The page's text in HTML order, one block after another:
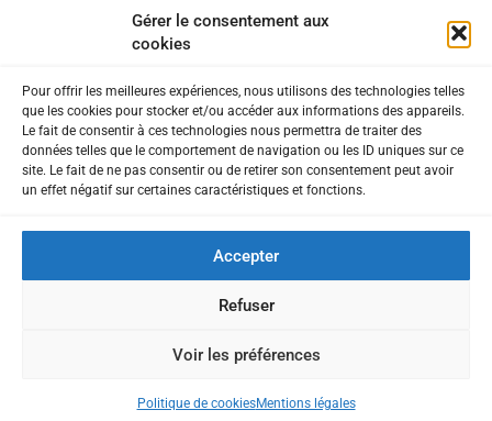
Gérer le consentement aux
cookies
Pour offrir les meilleures expériences, nous utilisons des technologies telles
que les cookies pour stocker et/ou accéder aux informations des appareils.
Le fait de consentir à ces technologies nous permettra de traiter des
données telles que le comportement de navigation ou les ID uniques sur ce
site. Le fait de ne pas consentir ou de retirer son consentement peut avoir
un effet négatif sur certaines caractéristiques et fonctions.
Accepter
Refuser
Voir les préférences
Politique de cookiesMentions légales
Marchés publics
Espace Presse / Documents
UNIVERSITÉ DU LITTORAL CÔTE D'OPALE
France Tél. +33 (0)3 28 23 73 73Mentions légales–
Accessibilité
Contacts